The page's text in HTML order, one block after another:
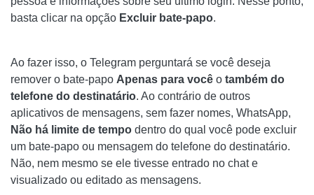
basta clicar na opção Excluir bate-papo.
Ao fazer isso, o Telegram perguntará se você deseja
remover o bate-papo Apenas para você o também do
telefone do destinatário. Ao contrário de outros
aplicativos de mensagens, sem fazer nomes, WhatsApp,
Não há limite de tempo dentro do qual você pode excluir
um bate-papo ou mensagem do telefone do destinatário.
Não, nem mesmo se ele tivesse entrado no chat e
visualizado ou editado as mensagens.